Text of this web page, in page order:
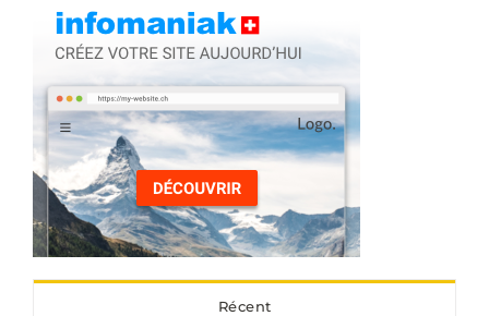
Récent